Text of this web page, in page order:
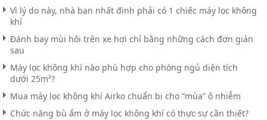
Vì lý do này, nhà bạn nhất định phải có 1 chiếc máy lọc không
khí
Đánh bay mùi hôi trên xe hơi chỉ bằng những cách đơn giản
sau
Máy lọc không khí nào phù hợp cho phòng ngủ diện tích
dưới 25m²?
Mua máy lọc không khí Airko chuẩn bị cho “mùa” ô nhiễm
Chức năng bù ẩm ở máy lọc không khí có thực sự cần thiết?